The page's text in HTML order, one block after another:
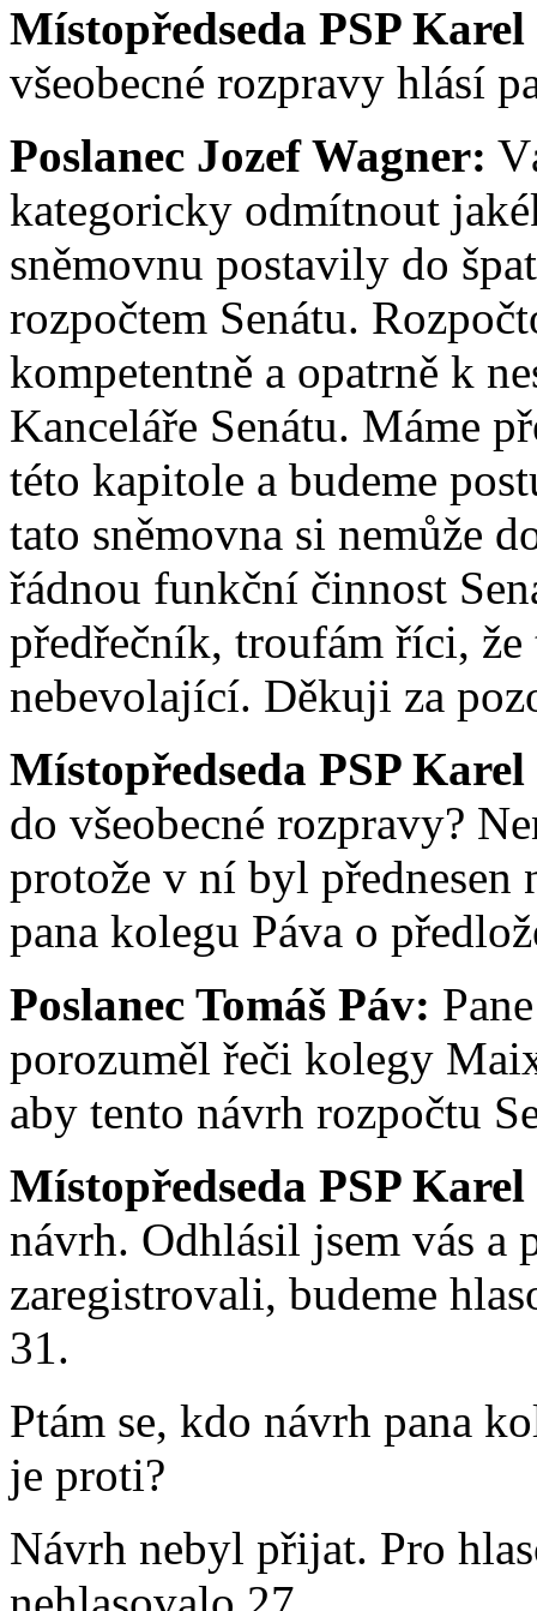
Místopředseda PSP
všeobecné rozpravy hlásí
Poslanec Jozef Wagner:
kategoricky odmítnout
sněmovnu postavily do
rozpočtem Senátu.
kompetentně a opatrně k
Kanceláře Senátu. Máme
této kapitole a budeme
tato sněmovna si nemůže
řádnou funkční činnost
předřečník, troufám říci,
nebevolající. Děkuji za
Místopředseda PSP
do všeobecné rozpravy?
protože v ní byl přednesen
pana kolegu Páva o
Poslanec Tomáš Páv:
porozuměl řeči kolegy
aby tento návrh rozpočtu
Místopředseda PSP
návrh. Odhlásil jsem vás a
zaregistrovali, budeme
31.
Ptám se, kdo návrh pana
je proti?
Návrh nebyl přijat. Pro